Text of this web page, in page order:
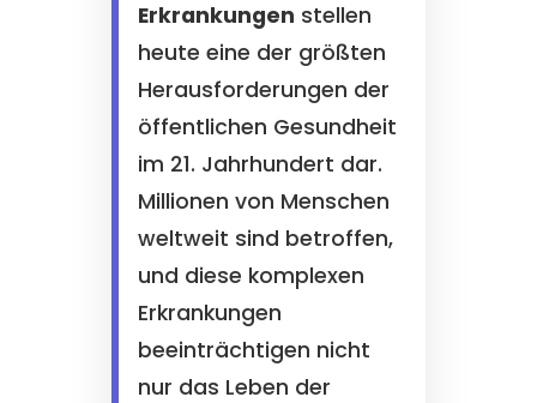
Erkrankungen stellen
heute eine der größten
Herausforderungen der
öffentlichen Gesundheit
im 21. Jahrhundert dar.
Millionen von Menschen
weltweit sind betroffen,
und diese komplexen
Erkrankungen
beeinträchtigen nicht
nur das Leben der